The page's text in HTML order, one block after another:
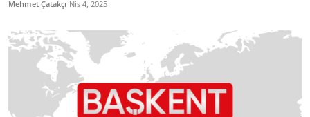
Mehmet Çatakçı Nis 4, 2025